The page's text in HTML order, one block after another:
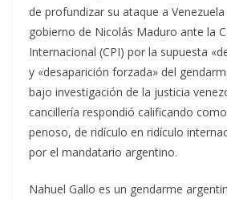
de profundizar su ataque a
gobierno de Nicolás Maduro ante la
Internacional (CPI) por la supuesta
y «desaparición forzada» del
bajo investigación de la justicia
cancillería respondió calificando
penoso, de ridículo en ridículo
por el mandatario argentino.
Nahuel Gallo es un gendarme